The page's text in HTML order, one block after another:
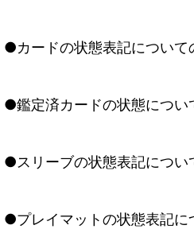
●カードの状態表記について
●鑑定済カードの状態につい
●スリーブの状態表記につい
●プレイマットの状態表記に